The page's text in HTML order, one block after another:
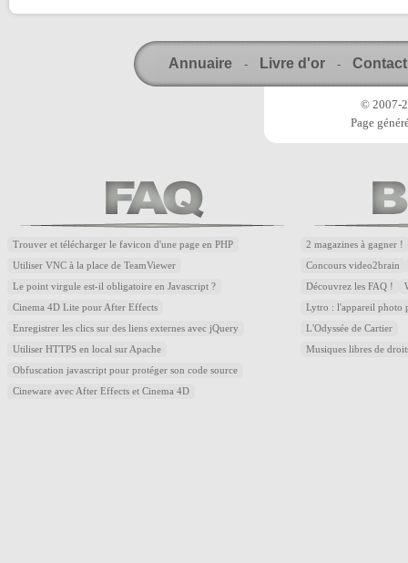
Annuaire - Livre d'or - Contact
© 2007-
Page
Trouver et télécharger le favicon d'une page en PHP
Utiliser VNC à la place de TeamViewer
Le point virgule est-il obligatoire en Javascript ?
Cinema 4D Lite pour After Effects
Enregistrer les clics sur des liens externes avec jQuery
Utiliser HTTPS en local sur Apache
Obfuscation javascript pour protéger son code source
Cineware avec After Effects et Cinema 4D
2 magazines à gagner !
Concours video2brain
Découvrez les FAQ !
Lytro : l'appareil photo
L'Odyssée de Cartier
Musiques libres de